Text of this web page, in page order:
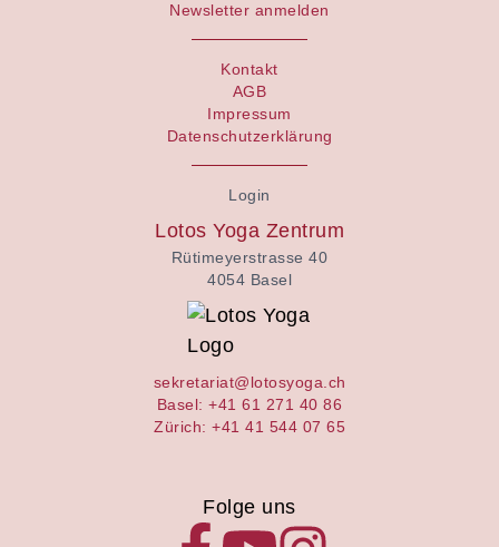
Newsletter anmelden
Kontakt
AGB
Impressum
Datenschutzerklärung
Login
Lotos Yoga Zentrum
Rütimeyerstrasse 40
4054 Basel
sekretariat@lotosyoga.ch
Basel: +41 61 271 40 86
Zürich: +41 41 544 07 65
Folge uns